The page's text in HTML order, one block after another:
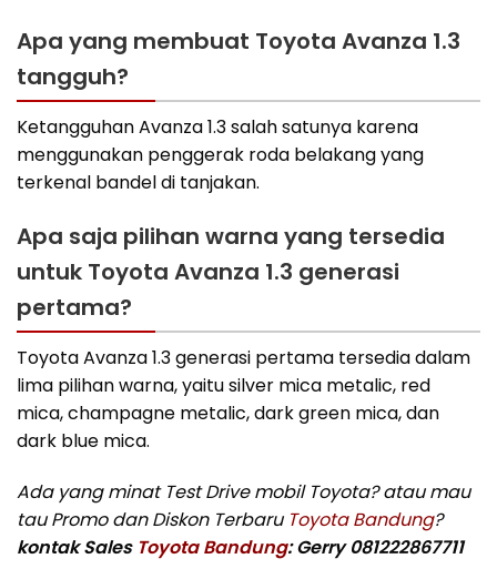
Apa yang membuat Toyota Avanza 1.3
tangguh?
Ketangguhan Avanza 1.3 salah satunya karena
menggunakan penggerak roda belakang yang
terkenal bandel di tanjakan.
Apa saja pilihan warna yang tersedia
untuk Toyota Avanza 1.3 generasi
pertama?
Toyota Avanza 1.3 generasi pertama tersedia dalam
lima pilihan warna, yaitu silver mica metalic, red
mica, champagne metalic, dark green mica, dan
dark blue mica.
Ada yang minat Test Drive mobil Toyota? atau mau
tau Promo dan Diskon Terbaru Toyota Bandung?
kontak Sales Toyota Bandung: Gerry 081222867711